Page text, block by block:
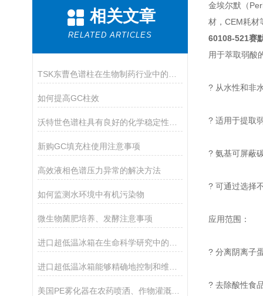
相关文章
RELATED ARTICLES
如何提高GC柱效
新购GC填充柱使用注意事项
高效液相色谱压力异常的解决方法
如何监测水环境中有机污染物
微生物菌肥培养、发酵注意事项
美国PE雾化器在农药喷洒、作物灌溉等方面发挥作用
金埃尔默（
材，CEM耗材
60108-521赛
用于萃取弱酸
? 从水性和非
? 适用于提取
? 氨基可屏蔽
? 可通过选择
应用范围：
? 分离阴离子
? 去除酸性食